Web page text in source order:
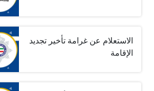
الاستعلام عن غرامة تأخير تجديد
الإقامة